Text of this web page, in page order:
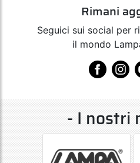
Rimani
Seguici sui social per
il mondo
- I nostri